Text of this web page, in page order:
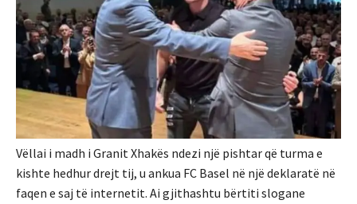
Vëllai i madh i Granit Xhakës ndezi një pishtar që turma e
kishte hedhur drejt tij, u ankua FC Basel në një deklaratë në
faqen e saj të internetit. Ai gjithashtu bërtiti slogane